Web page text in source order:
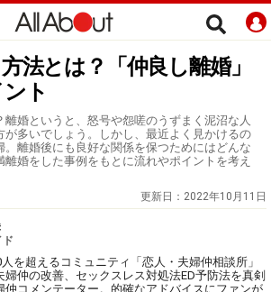
法とは？「仲良し離婚」
ト
離婚というと、怒号や怨嗟のうずまく泥沼な人
が多いでしょう。しかし、最近よく見かけるの
。離婚後にも良好な関係を保つためにはどんな
婚をした事例をもとに流れやポイントを考え
更新日： 2022年10月11日
ド
を超えるコミュニティ「恋人・夫婦仲相談所」
婦仲の改善、セックスレス対処法ED予防法を真剣
仲コメンテーター。的確なアドバイスにファンが